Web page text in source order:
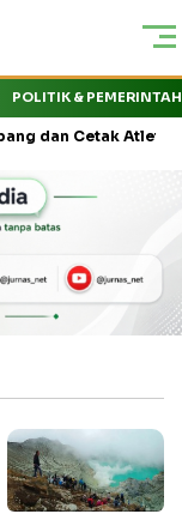
POLITIK &
Cetak Atlet